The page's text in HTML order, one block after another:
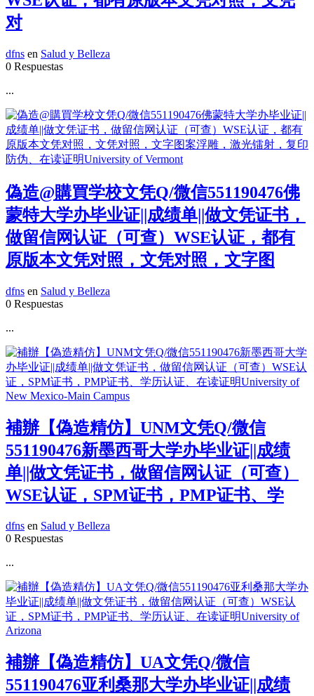
对
dfns en Salud y Belleza
0 Respuestas
...
偽造@購買学校文凭Q/微信551190476佛
蒙特大学办毕业证||成绩单||做文凭证书，
做留信网认证（可查）WSE认证，都有
原版本文凭对照，文凭对照，文字图
dfns en Salud y Belleza
0 Respuestas
...
補辦【偽造精仿】UNM文凭Q/微信
551190476新墨西哥大学办毕业证||成绩
单||做文凭证书，做留信网认证（可查）
WSE认证，SPM证书，PMP证书、学
dfns en Salud y Belleza
0 Respuestas
...
補辦【偽造精仿】UA文凭Q/微信
551190476亚利桑那大学办毕业证||成绩